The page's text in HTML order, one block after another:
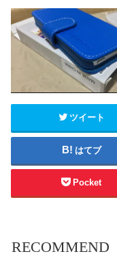
ツイート
はてブ
Pocket
RECOMMEND